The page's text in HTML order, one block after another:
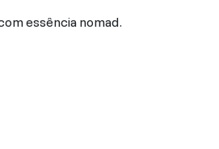
essência nomad.